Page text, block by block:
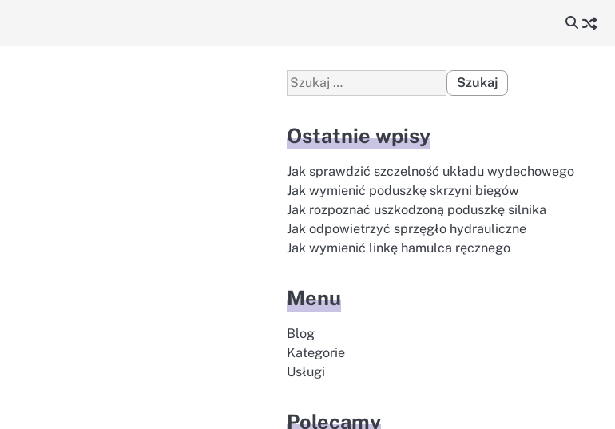
Szukaj:
Ostatnie wpisy
Jak sprawdzić szczelność układu wydechowego
Jak wymienić poduszkę skrzyni biegów
Jak rozpoznać uszkodzoną poduszkę silnika
Jak odpowietrzyć sprzęgło hydrauliczne
Jak wymienić linkę hamulca ręcznego
Menu
Blog
Kategorie
Usługi
Polecamy